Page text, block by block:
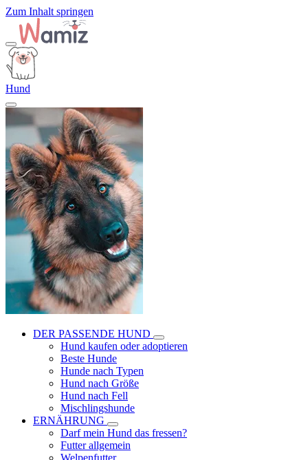
Zum Inhalt springen
Hund
DER PASSENDE HUND
Hund kaufen oder adoptieren
Beste Hunde
Hunde nach Typen
Hund nach Größe
Hund nach Fell
Mischlingshunde
ERNÄHRUNG
Darf mein Hund das fressen?
Futter allgemein
Welpenfutter